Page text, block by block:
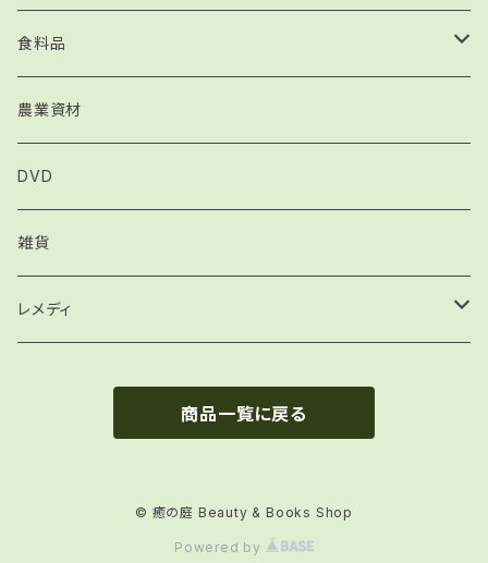
手引書
インナーチャイルド関連書籍
フラワーエッセンス関連書籍
レメディシール
マテリアメディカ
食料品
オイル
ハーブティー
御古菌
農業資材
DVD
雑貨
レメディ
コンビネーションレメディ
商品一覧に戻る
© 癒の庭 Beauty & Books Shop
Powered by